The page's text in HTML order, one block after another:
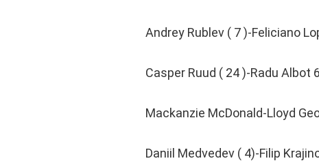
Andrey Rublev ( 7 )-Feliciano
Casper Ruud ( 24 )-Radu Albot
Mackanzie McDonald-Lloyd
Daniil Medvedev ( 4)-Filip